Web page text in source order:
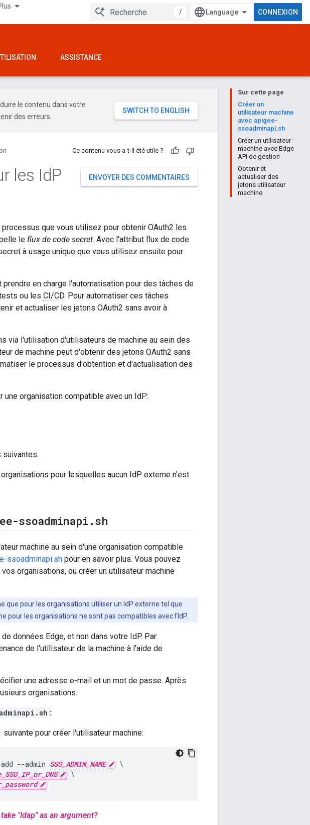
/ CONNEXION
ASSISTANCE
Sur cette page
Créer un
utilisateur machine
avec apigee-
ssoadminapi.sh
Créer un utilisateur
machine avec Edge
API de gestion
Obtenir et
actualiser des
jetons utilisateur
machine
le contenu dans votre
des erreurs.
Ce contenu vous a-t-il été utile ?
ENVOYER DES COMMENTAIRES
les IdP
que vous utilisez pour obtenir OAuth2 les
le flux de code secret. Avec l'attribut flux de code
à usage unique que vous utilisez ensuite pour
en charge l'automatisation pour des tâches de
ou les CI/CD. Pour automatiser ces tâches
et actualiser les jetons OAuth2 sans avoir à
via l'utilisation d'utilisateurs de machine au sein des
de machine peut d'obtenir des jetons OAuth2 sans
le processus d'obtention et d'actualisation des
organisation compatible avec un IdP:
pour lesquelles aucun IdP externe n'est
ssoadminapi .sh
machine au sein d'une organisation compatible
ssoadminapi.sh pour en savoir plus. Vous pouvez
organisations, ou créer un utilisateur machine
que pour les organisations utiliser un IdP externe tel que
pour les organisations ne sont pas compatibles avec l'IdP.
données Edge, et non dans votre IdP. Par
de l'utilisateur de la machine à l'aide de
une adresse e-mail et un mot de passe. Après
organisations.
:
suivante pour créer l'utilisateur machine:
--admin SSO_ADMIN_NAME
\
\
"ldap" as an argument?